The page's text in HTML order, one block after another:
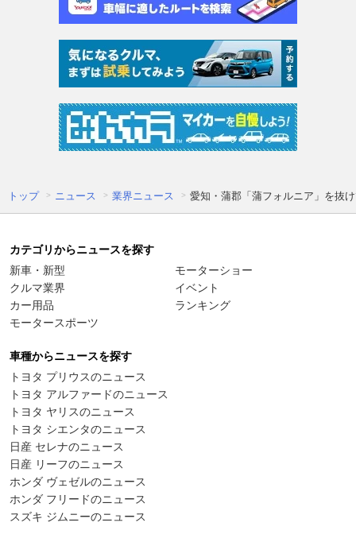
トップ ニュース 業界ニュース 愛知・蒲郡「蒲フォルニア」を抜
カテゴリからニュースを探す
新車・新型
クルマ業界
カー用品
モータースポーツ
モーターショー
イベント
ランキング
車種からニュースを探す
トヨタ プリウスのニュース
トヨタ アルファードのニュース
トヨタ ヤリスのニュース
トヨタ シエンタのニュース
日産 セレナのニュース
日産 リーフのニュース
ホンダ ヴェゼルのニュース
ホンダ フリードのニュース
スズキ ジムニーのニュース